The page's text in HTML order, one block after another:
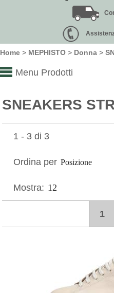
Home > MEPHISTO > Donna >
Menu Prodotti
SNEAKERS
1 - 3 di 3
Ordina per
Mostra:
1